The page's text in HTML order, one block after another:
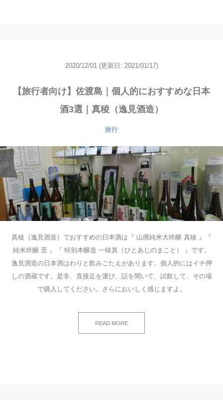
2020/12/01 (更新日: 2021/01/17)
【旅行者向け】佐渡島｜個人的におすすめな日本
酒3選｜真稜（逸見酒造）
旅行
真稜（逸見酒造）でおすすめの日本酒は『 山廃純米大吟醸 真稜 』『
純米吟醸 至 』『 特別本醸造 一味真（ひとあじのまこと） 』です。
逸見酒造の日本酒はわりと飲みごたえがあります。個人的にはイチ押
しの酒蔵です。是非、直接足を運び、話を聞いて、試飲して、その場
で購入してください。さらにおいしく感じますよ。
READ MORE